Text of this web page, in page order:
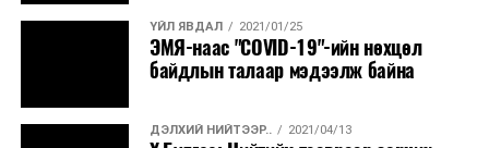
ДЭЛХИЙ НИЙТЭЭР.. 2026/08/06
Вашингтон мужийн ой хээрийн түймрийг
хяналтад авах ажил ахицтай байн...
ДЭЛХИЙ НИЙТЭЭР.. 2026/08/06
ҮЙЛ ЯВДАЛ 2021/01/25
ЭМЯ-наас "COVID-19"-ийн нөхцөл
байдлын талаар мэдээлж байна
ДЭЛХИЙ НИЙТЭЭР.. 2021/04/13